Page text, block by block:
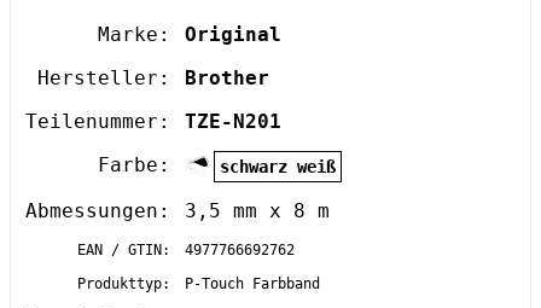
Marke:
Original
Hersteller:
Brother
Teilenummer:
TZE-N201
Farbe:
schwarz weiß
Abmessungen: 3,5 mm x 8 m
EAN / GTIN:
4977766692762
Produkttyp:
P-Touch Farbband